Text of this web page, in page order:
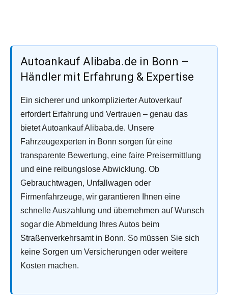
Autoankauf Alibaba.de in Bonn –
Händler mit Erfahrung & Expertise
Ein sicherer und unkomplizierter Autoverkauf
erfordert Erfahrung und Vertrauen – genau das
bietet Autoankauf Alibaba.de. Unsere
Fahrzeugexperten in Bonn sorgen für eine
transparente Bewertung, eine faire Preisermittlung
und eine reibungslose Abwicklung. Ob
Gebrauchtwagen, Unfallwagen oder
Firmenfahrzeuge, wir garantieren Ihnen eine
schnelle Auszahlung und übernehmen auf Wunsch
sogar die Abmeldung Ihres Autos beim
Straßenverkehrsamt in Bonn. So müssen Sie sich
keine Sorgen um Versicherungen oder weitere
Kosten machen.